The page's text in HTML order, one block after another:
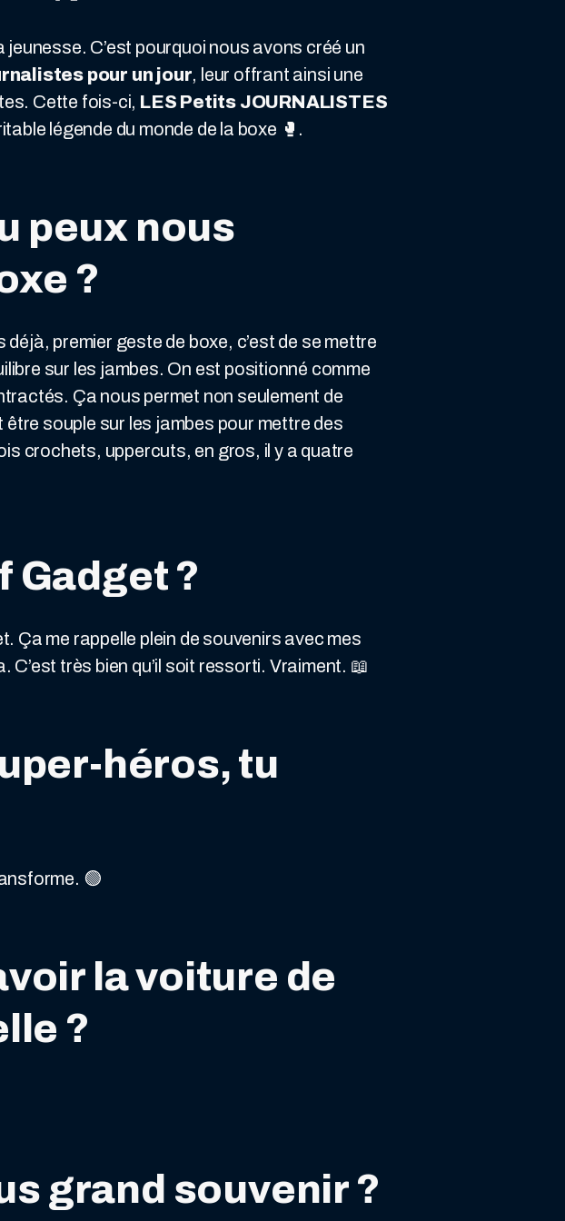
C’est pourquoi nous avons créé un
pour un jour, leur offrant ainsi une
Cette fois-ci, LES Petits JOURNALISTES
légende du monde de la boxe 🥊.
peux nous
?
déjà, premier geste de boxe, c’est de se mettre
sur les jambes. On est positionné comme
Ça nous permet non seulement de
être souple sur les jambes pour mettre des
crochets, uppercuts, en gros, il y a quatre
Gadget ?
Ça me rappelle plein de souvenirs avec mes
très bien qu’il soit ressorti. Vraiment. 📖
héros, tu
🟢
la voiture de
?
grand souvenir ?